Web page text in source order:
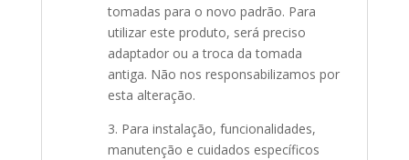
tomadas para o novo padrão. Para
utilizar este produto, será preciso
adaptador ou a troca da tomada
antiga. Não nos responsabilizamos por
esta alteração.
3. Para instalação, funcionalidades,
manutenção e cuidados específicos